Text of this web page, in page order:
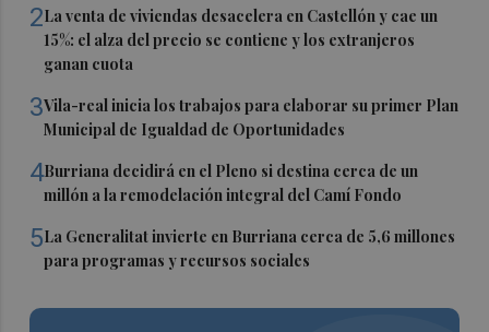
2La venta de viviendas desacelera en Castellón y cae un
15%: el alza del precio se contiene y los extranjeros
ganan cuota
3Vila-real inicia los trabajos para elaborar su primer Plan
Municipal de Igualdad de Oportunidades
4Burriana decidirá en el Pleno si destina cerca de un
millón a la remodelación integral del Camí Fondo
5La Generalitat invierte en Burriana cerca de 5,6 millones
para programas y recursos sociales